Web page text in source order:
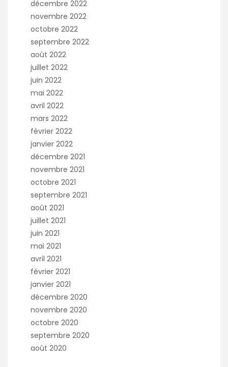
décembre 2022
novembre 2022
octobre 2022
septembre 2022
août 2022
juillet 2022
juin 2022
mai 2022
avril 2022
mars 2022
février 2022
janvier 2022
décembre 2021
novembre 2021
octobre 2021
septembre 2021
août 2021
juillet 2021
juin 2021
mai 2021
avril 2021
février 2021
janvier 2021
décembre 2020
novembre 2020
octobre 2020
septembre 2020
août 2020